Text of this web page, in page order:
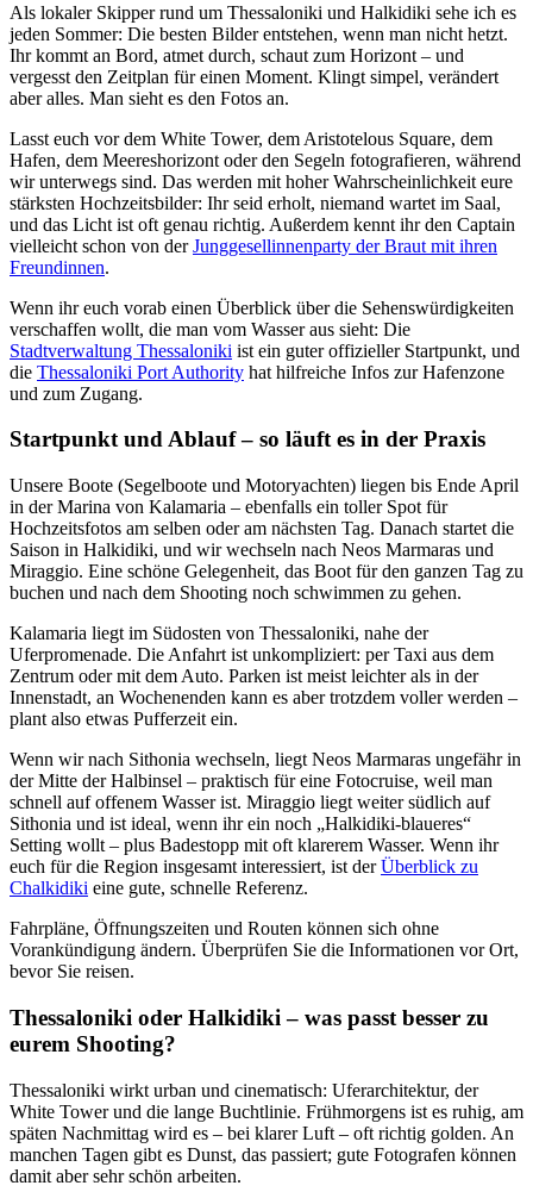
Als lokaler Skipper rund um Thessaloniki und Halkidiki sehe ich es
jeden Sommer: Die besten Bilder entstehen, wenn man nicht hetzt.
Ihr kommt an Bord, atmet durch, schaut zum Horizont – und
vergesst den Zeitplan für einen Moment. Klingt simpel, verändert
aber alles. Man sieht es den Fotos an.
Lasst euch vor dem White Tower, dem Aristotelous Square, dem
Hafen, dem Meereshorizont oder den Segeln fotografieren, während
wir unterwegs sind. Das werden mit hoher Wahrscheinlichkeit eure
stärksten Hochzeitsbilder: Ihr seid erholt, niemand wartet im Saal,
und das Licht ist oft genau richtig. Außerdem kennt ihr den Captain
vielleicht schon von derJunggesellinnenparty der Braut mit ihren
Freundinnen.
Wenn ihr euch vorab einen Überblick über die Sehenswürdigkeiten
verschaffen wollt, die man vom Wasser aus sieht: Die
Stadtverwaltung Thessaloniki ist ein guter offizieller Startpunkt, und
die Thessaloniki Port Authority hat hilfreiche Infos zur Hafenzone
und zum Zugang.
Startpunkt und Ablauf – so läuft es in der Praxis
Unsere Boote (Segelboote und Motoryachten) liegen bis Ende April
in der Marina von Kalamaria – ebenfalls ein toller Spot für
Hochzeitsfotos am selben oder am nächsten Tag. Danach startet die
Saison in Halkidiki, und wir wechseln nach Neos Marmaras und
Miraggio. Eine schöne Gelegenheit, das Boot für den ganzen Tag zu
buchen und nach dem Shooting noch schwimmen zu gehen.
Kalamaria liegt im Südosten von Thessaloniki, nahe der
Uferpromenade. Die Anfahrt ist unkompliziert: per Taxi aus dem
Zentrum oder mit dem Auto. Parken ist meist leichter als in der
Innenstadt, an Wochenenden kann es aber trotzdem voller werden –
plant also etwas Pufferzeit ein.
Wenn wir nach Sithonia wechseln, liegt Neos Marmaras ungefähr in
der Mitte der Halbinsel – praktisch für eine Fotocruise, weil man
schnell auf offenem Wasser ist. Miraggio liegt weiter südlich auf
Sithonia und ist ideal, wenn ihr ein noch „Halkidiki-blaueres“
Setting wollt – plus Badestopp mit oft klarerem Wasser. Wenn ihr
euch für die Region insgesamt interessiert, ist derÜberblick zu
Chalkidiki eine gute, schnelle Referenz.
Fahrpläne, Öffnungszeiten und Routen können sich ohne
Vorankündigung ändern. Überprüfen Sie die Informationen vor Ort,
bevor Sie reisen.
Thessaloniki oder Halkidiki – was passt besser zu
eurem Shooting?
Thessaloniki wirkt urban und cinematisch: Uferarchitektur, der
White Tower und die lange Buchtlinie. Frühmorgens ist es ruhig, am
späten Nachmittag wird es – bei klarer Luft – oft richtig golden. An
manchen Tagen gibt es Dunst, das passiert; gute Fotografen können
damit aber sehr schön arbeiten.